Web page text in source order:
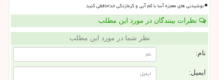
نوشیدنی های معجزه آسا با کم آبی و گرمازدگی خداحافظی کنید
نظرات بینندگان در مورد این مطلب
نظر شما در مورد این مطلب
نام:
ایمیل: